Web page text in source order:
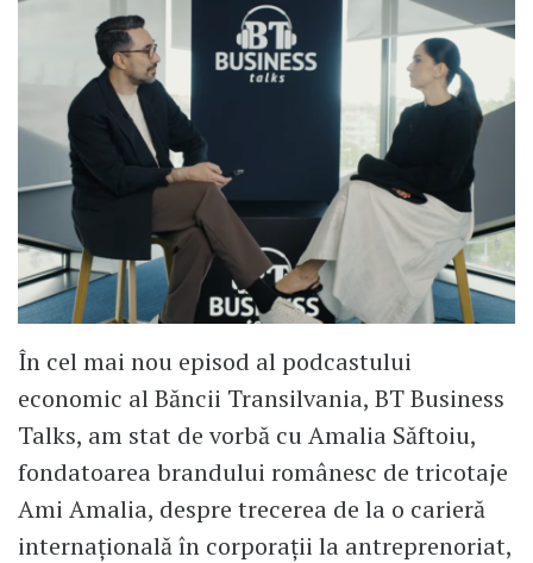
În cel mai nou episod al podcastului
economic al Băncii Transilvania, BT Business
Talks, am stat de vorbă cu Amalia Săftoiu,
fondatoarea brandului românesc de tricotaje
Ami Amalia, despre trecerea de la o carieră
internațională în corporații la antreprenoriat,